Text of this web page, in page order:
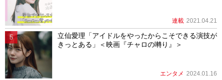
連載 2021.04.21
立仙愛理「アイドルをやったからこそできる演技が
きっとある」＜映画『チャロの囀り』＞
エンタメ 2024.01.16